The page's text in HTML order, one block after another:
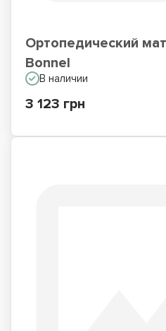
Ортопедический
Bonnel
В наличии
3 123 грн